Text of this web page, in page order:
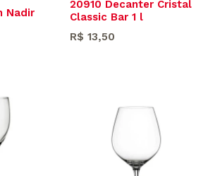
Nadir
20910 Decanter Cristal
Classic Bar 1 l
Preço
R$ 13,50